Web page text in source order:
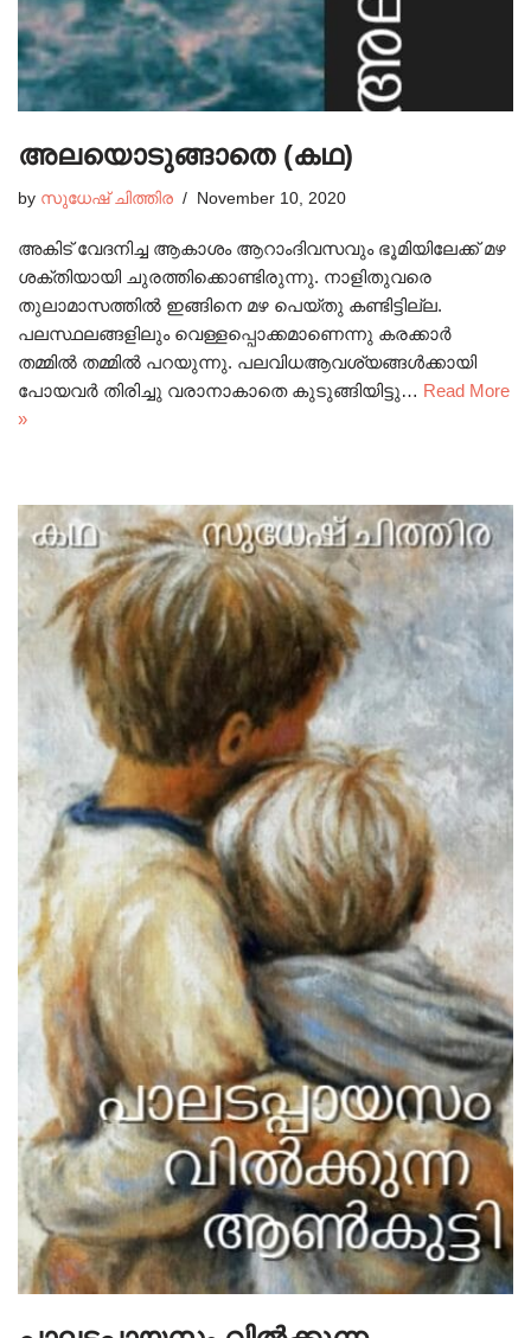
അലയൊടുങ്ങാതെ (കഥ)
by സുധേഷ്‌ ചിത്തിര November 10, 2020
അകിട് വേദനിച്ച ആകാശം ആറാംദിവസവും ഭൂമിയിലേക്ക് മഴ
ശക്തിയായി ചുരത്തിക്കൊണ്ടിരുന്നു. നാളിതുവരെ
തുലാമാസത്തിൽ ഇങ്ങിനെ മഴ പെയ്തു കണ്ടിട്ടില്ല.
പലസ്ഥലങ്ങളിലും വെള്ളപ്പൊക്കമാണെന്നു കരക്കാർ
തമ്മിൽ തമ്മിൽ പറയുന്നു. പലവിധആവശ്യങ്ങൾക്കായി
പോയവർ തിരിച്ചു വരാനാകാതെ കുടുങ്ങിയിട്ടു… Read More
»